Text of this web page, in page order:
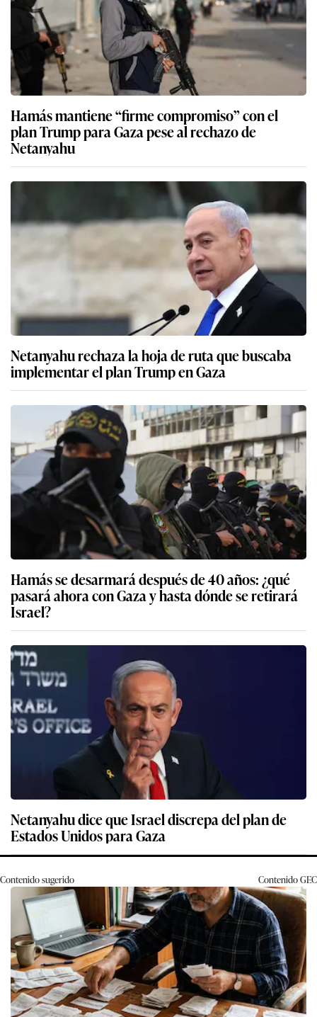
Hamás mantiene “firme compromiso” con el
plan Trump para Gaza pese al rechazo de
Netanyahu
Netanyahu rechaza la hoja de ruta que buscaba
implementar el plan Trump en Gaza
Hamás se desarmará después de 40 años: ¿qué
pasará ahora con Gaza y hasta dónde se retirará
Israel?
Netanyahu dice que Israel discrepa del plan de
Estados Unidos para Gaza
Contenido sugerido ContenidoGEC